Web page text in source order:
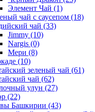
Элемент Чай (1)
чай с саусепом (18)
чай (33)
Jimmy (10)
Nargis (0)
Мери (8)
(10)
зеленый чай (61)
чай (62)
улун (27)
(22)
Башкирии (43)